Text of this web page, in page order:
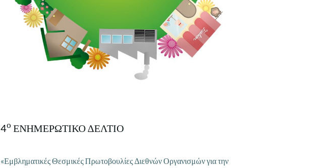
4ο ΕΝΗΜΕΡΩΤΙΚΟ ΔΕΛΤΙΟ
«Εμβληματικές Θεσμικές Πρωτοβουλίες Διεθνών Οργανισμών για την